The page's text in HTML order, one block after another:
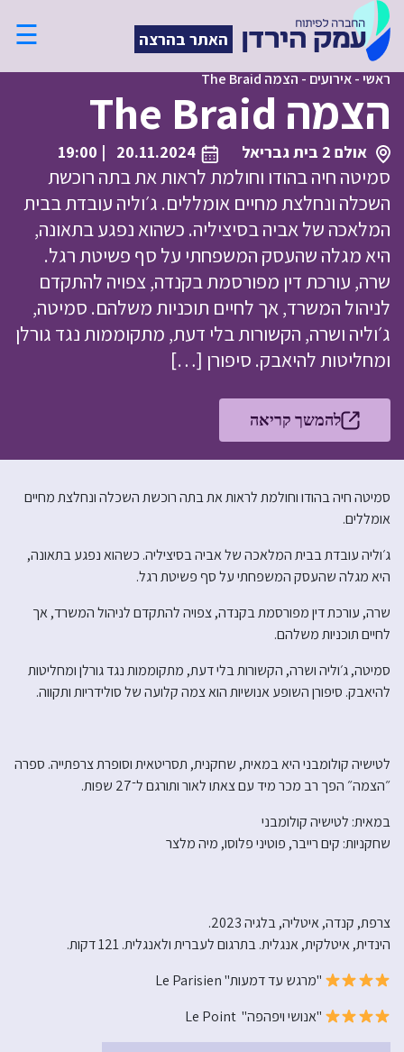
האתר בהרצה ☰
ראשי-אירועים - הצמה The Braid
הצמה The Braid
אולם 2 בית גבריאל 20.11.2024
| 19:00
סמיטה חיה בהודו וחולמת לראות את בתה רוכשת
השכלה ונחלצת מחיים אומללים. ג׳וליה עובדת בבית
המלאכה של אביה בסיציליה. כשהוא נפגע בתאונה,
היא מגלה שהעסק המשפחתי על סף פשיטת רגל.
שרה, עורכת דין מפורסמת בקנדה, צפויה להתקדם
לניהול המשרד, אך לחיים תוכניות משלהם. סמיטה,
ג׳וליה ושרה, הקשורות בלי דעת, מתקוממות נגד גורלן
ומחליטות להיאבק. סיפורן […]
להמשך קריאה
סמיטה חיה בהודו וחולמת לראות את בתה רוכשת השכלה ונחלצת מחיים
אומללים.
ג׳וליה עובדת בבית המלאכה של אביה בסיציליה. כשהוא נפגע בתאונה,
היא מגלה שהעסק המשפחתי על סף פשיטת רגל.
שרה, עורכת דין מפורסמת בקנדה, צפויה להתקדם לניהול המשרד, אך
לחיים תוכניות משלהם.
סמיטה, ג׳וליה ושרה, הקשורות בלי דעת, מתקוממות נגד גורלן ומחליטות
להיאבק. סיפורן השופע אנושיות הוא צמה קלועה של סולידריות ותקווה.
לטישיה קולומבני היא במאית, שחקנית, תסריטאית וסופרת צרפתייה. ספרה
״הצמה״ הפך רב מכר מיד עם צאתו לאור ותורגם ל־27 שפות.
במאית: לטישיה קולומבני
שחקניות: קים רייבר, פוטיני פלוסו, מיה מלצר
צרפת, קנדה, איטליה, בלגיה 2023.
הינדית, איטלקית, אנגלית. בתרגום לעברית ולאנגלית. 121 דקות.
"מרגש עד דמעות" Le Parisien
"אנושי ויפהפה" Le Point